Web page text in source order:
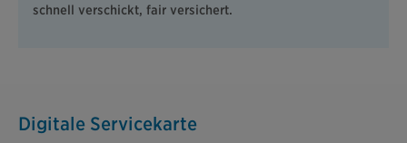
schnell verschickt, fair versichert.
Digitale Servicekarte